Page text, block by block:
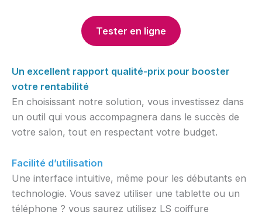
Tester en ligne
Un excellent rapport qualité-prix pour booster
votre rentabilité
En choisissant notre solution, vous investissez dans
un outil qui vous accompagnera dans le succès de
votre salon, tout en respectant votre budget.
Facilité d’utilisation
Une interface intuitive, même pour les débutants en
technologie. Vous savez utiliser une tablette ou un
téléphone ? vous saurez utilisez LS coiffure